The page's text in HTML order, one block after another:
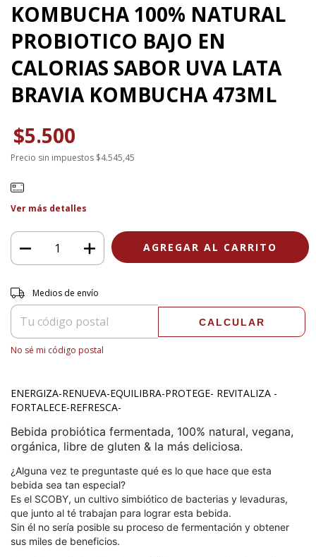
KOMBUCHA 100% NATURAL
PROBIOTICO BAJO EN
CALORIAS SABOR UVA LATA
BRAVIA KOMBUCHA 473ML
$5.500
Precio sin impuestos $4.545,45
Ver más detalles
Entregas para el CP:
Medios de envío
CALCULAR
No sé mi código postal
ENERGIZA-RENUEVA-EQUILIBRA-PROTEGE- REVITALIZA -
FORTALECE-REFRESCA-
Bebida probiótica fermentada, 100% natural, vegana,
orgánica, libre de gluten & la más deliciosa.
¿Alguna vez te preguntaste qué es lo que hace que esta
bebida sea tan especial?
Es el SCOBY, un cultivo simbiótico de bacterias y levaduras,
que junto al té trabajan para lograr esta bebida.
Sin él no sería posible su proceso de fermentación y obtener
sus miles de beneficios.